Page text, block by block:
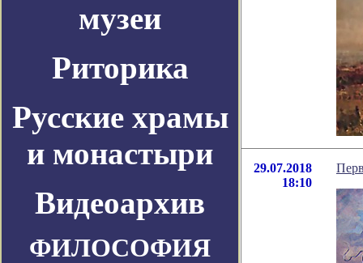
музеи
Риторика
Русские храмы
и монастыри
Видеоархив
ФИЛОСОФИЯ
29.07.2018
18:10